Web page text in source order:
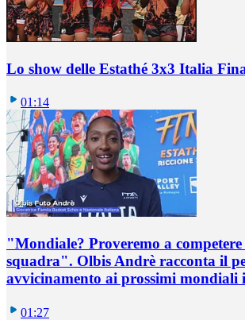
Lo show delle Estathé 3x3 Italia
01:14
"Mondiale? Proveremo a
squadra". Olbis Andrè racconta il
avvicinamento ai prossimi mondiali
01:27